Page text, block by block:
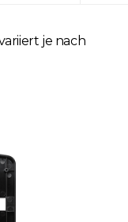
je nach